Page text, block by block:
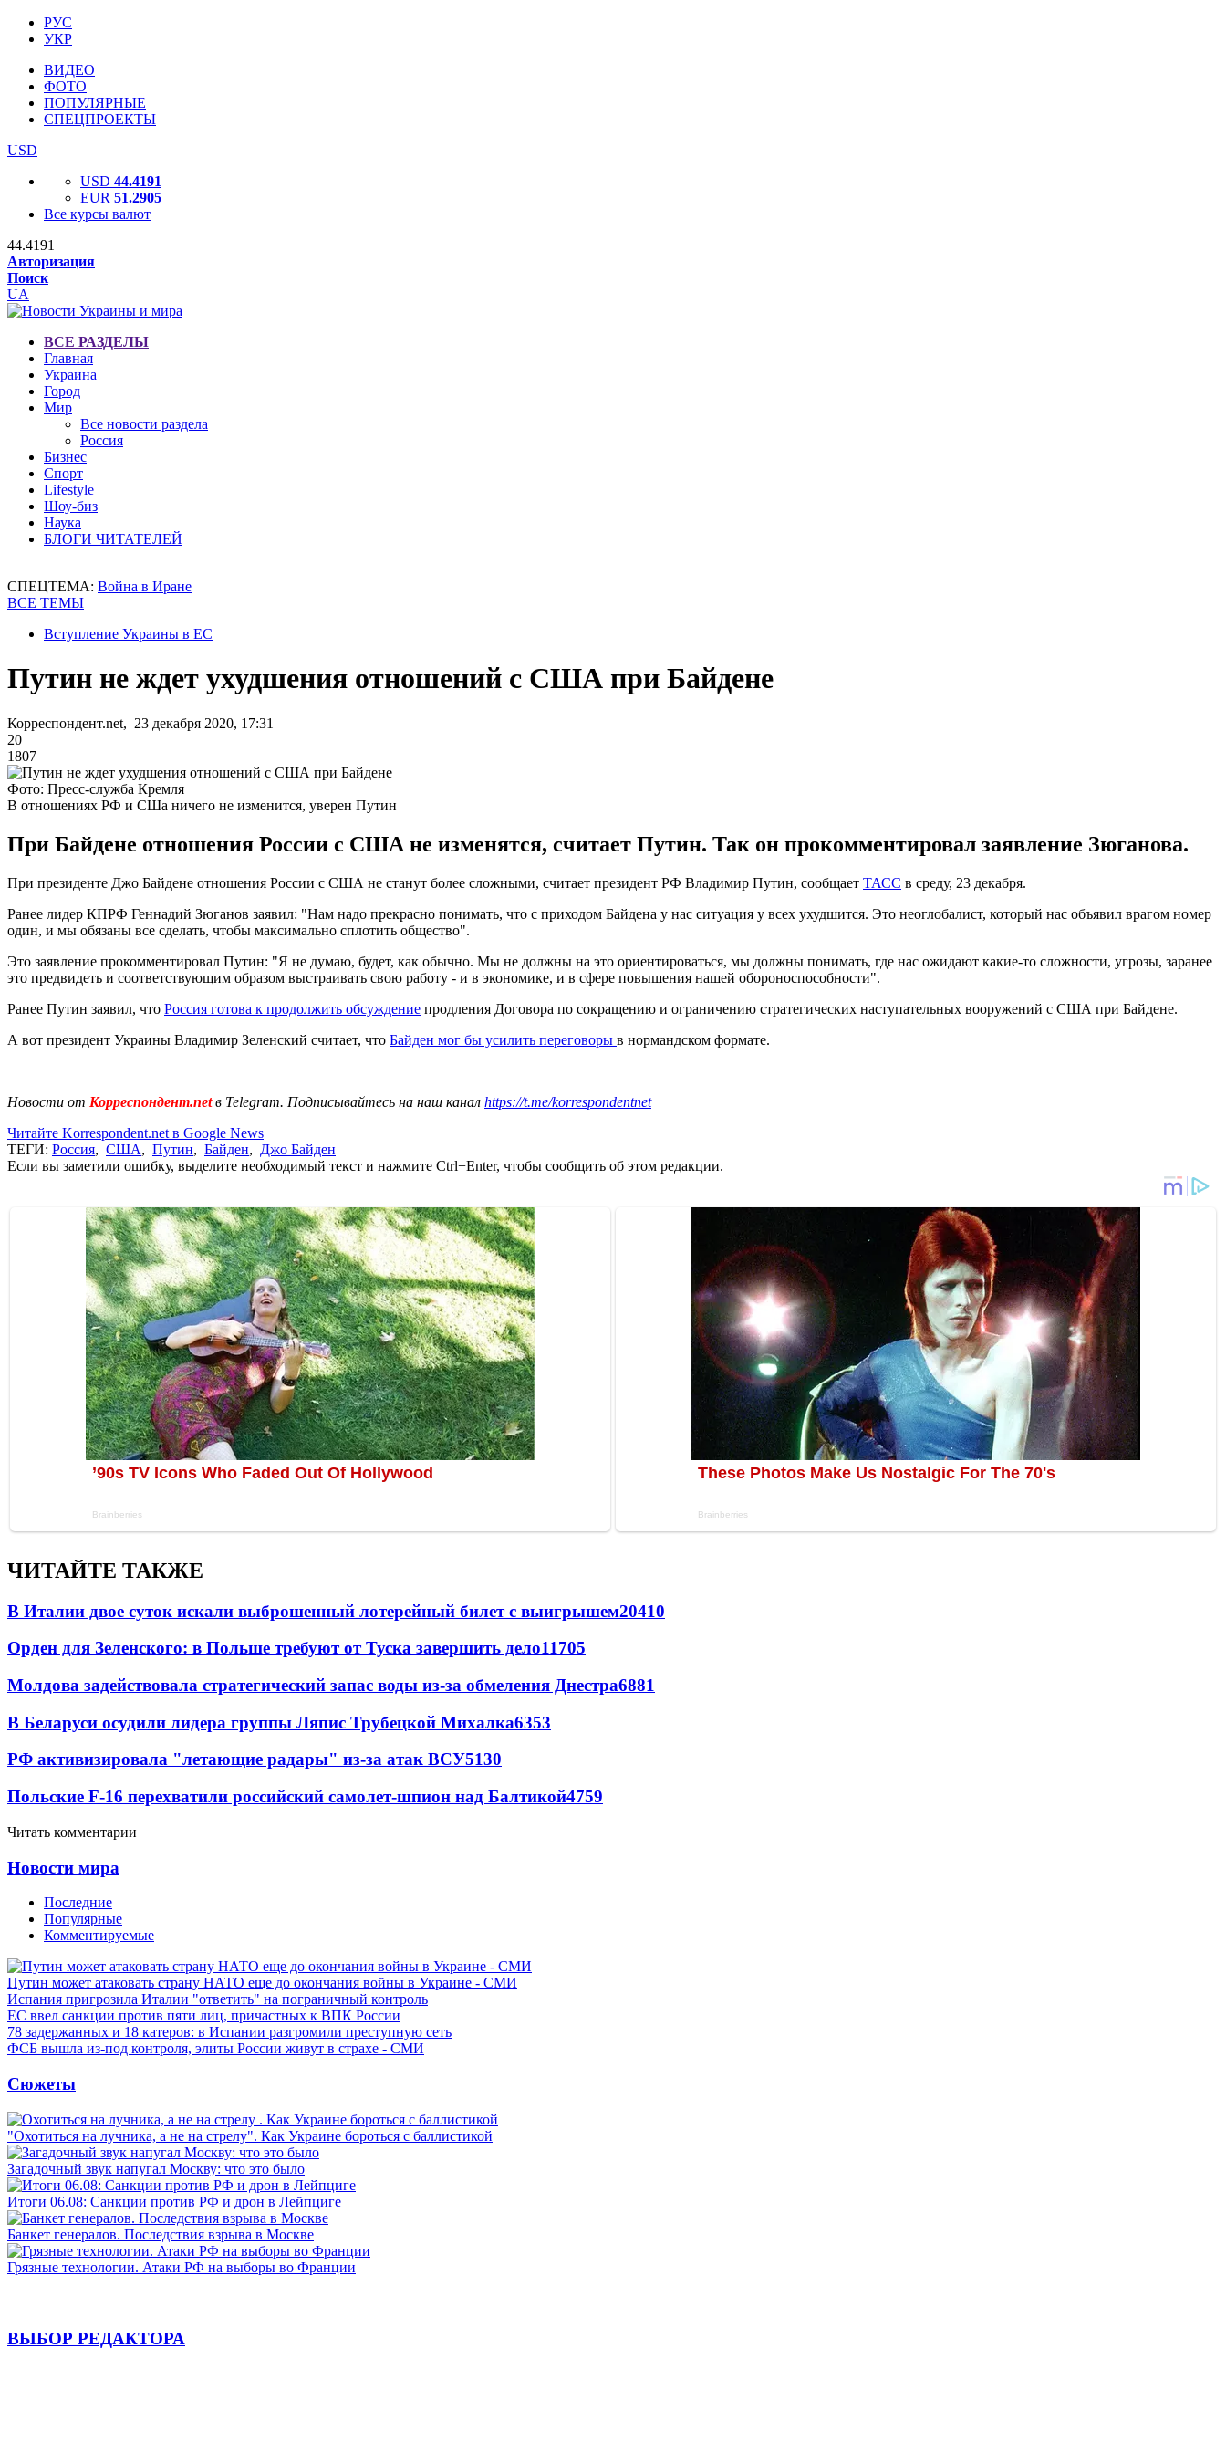
РУС
УКР
ВИДЕО
ФОТО
ПОПУЛЯРНЫЕ
СПЕЦПРОЕКТЫ
USD
USD 44.4191
EUR 51.2905
Все курсы валют
44.4191
Авторизация
Поиск
UA
ВСЕ РАЗДЕЛЫ
Главная
Украина
Город
Мир
Все новости раздела
Россия
Бизнес
Спорт
Lifestyle
Шоу-биз
Наука
БЛОГИ ЧИТАТЕЛЕЙ
СПЕЦТЕМА: Война в Иране
ВСЕ ТЕМЫ
Вступление Украины в ЕС
Путин не ждет ухудшения отношений с США при Байдене
Корреспондент.net, 23 декабря 2020, 17:31
20
1807
Фото: Пресс-служба Кремля
В отношениях РФ и СШа ничего не изменится, уверен Путин
При Байдене отношения России с США не изменятся, считает Путин. Так он прокомментировал заявление Зюганова.
При президенте Джо Байдене отношения России с США не станут более сложными, считает президент РФ Владимир Путин, сообщает ТАСС в среду, 23 декабря.
Ранее лидер КПРФ Геннадий Зюганов заявил: "Нам надо прекрасно понимать, что с приходом Байдена у нас ситуация у всех ухудшится. Это неоглобалист, который нас объявил врагом номер
один, и мы обязаны все сделать, чтобы максимально сплотить общество".
Это заявление прокомментировал Путин: "Я не думаю, будет, как обычно. Мы не должны на это ориентироваться, мы должны понимать, где нас ожидают какие-то сложности, угрозы, заранее
это предвидеть и соответствующим образом выстраивать свою работу - и в экономике, и в сфере повышения нашей обороноспособности".
Ранее Путин заявил, что Россия готова к продолжить обсуждение продления Договора по сокращению и ограничению стратегических наступательных вооружений с США при Байдене.
А вот президент Украины Владимир Зеленский считает, что Байден мог бы усилить переговоры в нормандском формате.
Новости от Корреспондент.netв Telegram. Подписывайтесь на наш канал https://t.me/korrespondentnet
Читайте Korrespondent.net в Google News
ТЕГИ: Россия, США, Путин, Байден, Джо Байден
Если вы заметили ошибку, выделите необходимый текст и нажмите Ctrl+Enter, чтобы сообщить об этом редакции.
ЧИТАЙТЕ ТАКЖЕ
В Италии двое суток искали выброшенный лотерейный билет с выигрышем20410
Орден для Зеленского: в Польше требуют от Туска завершить дело11705
Молдова задействовала стратегический запас воды из-за обмеления Днестра6881
В Беларуси осудили лидера группы Ляпис Трубецкой Михалка6353
РФ активизировала "летающие радары" из-за атак ВСУ5130
Польские F-16 перехватили российский самолет-шпион над Балтикой4759
Читать комментарии
Новости мира
Последние
Популярные
Комментируемые
Путин может атаковать страну НАТО еще до окончания войны в Украине - СМИ
Испания пригрозила Италии "ответить" на пограничный контроль
ЕС ввел санкции против пяти лиц, причастных к ВПК России
78 задержанных и 18 катеров: в Испании разгромили преступную сеть
ФСБ вышла из-под контроля, элиты России живут в страхе - СМИ
Сюжеты
"Охотиться на лучника, а не на стрелу". Как Украине бороться с баллистикой
Загадочный звук напугал Москву: что это было
Итоги 06.08: Санкции против РФ и дрон в Лейпциге
Банкет генералов. Последствия взрыва в Москве
Грязные технологии. Атаки РФ на выборы во Франции
ВЫБОР РЕДАКТОРА